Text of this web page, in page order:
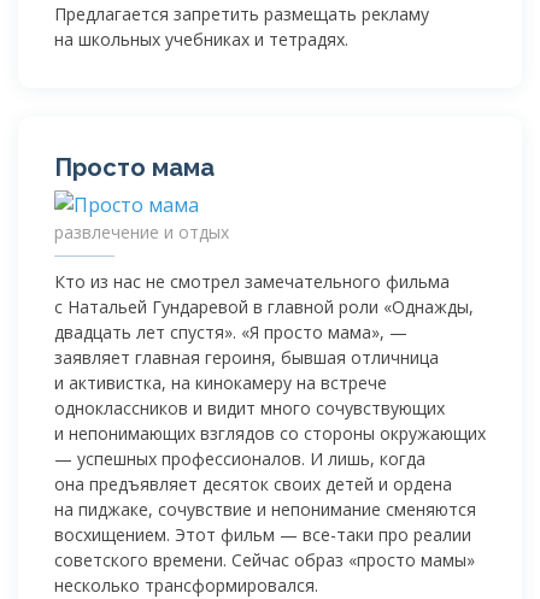
Предлагается запретить размещать рекламу
на школьных учебниках и тетрадях.
Просто мама
развлечение и отдых
Кто из нас не смотрел замечательного фильма
с Натальей Гундаревой в главной роли «Однажды,
двадцать лет спустя». «Я просто мама», —
заявляет главная героиня, бывшая отличница
и активистка, на кинокамеру на встрече
одноклассников и видит много сочувствующих
и непонимающих взглядов со стороны окружающих
— успешных профессионалов. И лишь, когда
она предъявляет десяток своих детей и ордена
на пиджаке, сочувствие и непонимание сменяются
восхищением. Этот фильм — все-таки про реалии
советского времени. Сейчас образ «просто мамы»
несколько трансформировался.